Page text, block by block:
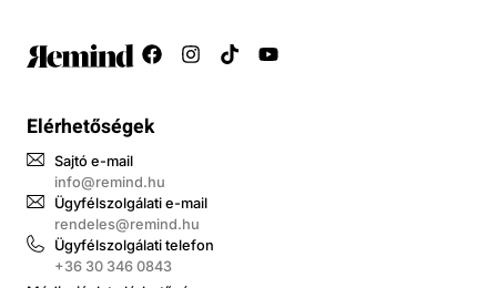
Elérhetőségek
Sajtó e-mail
info@remind.hu
Ügyfélszolgálati e-mail
rendeles@remind.hu
Ügyfélszolgálati telefon
+36 30 346 0843